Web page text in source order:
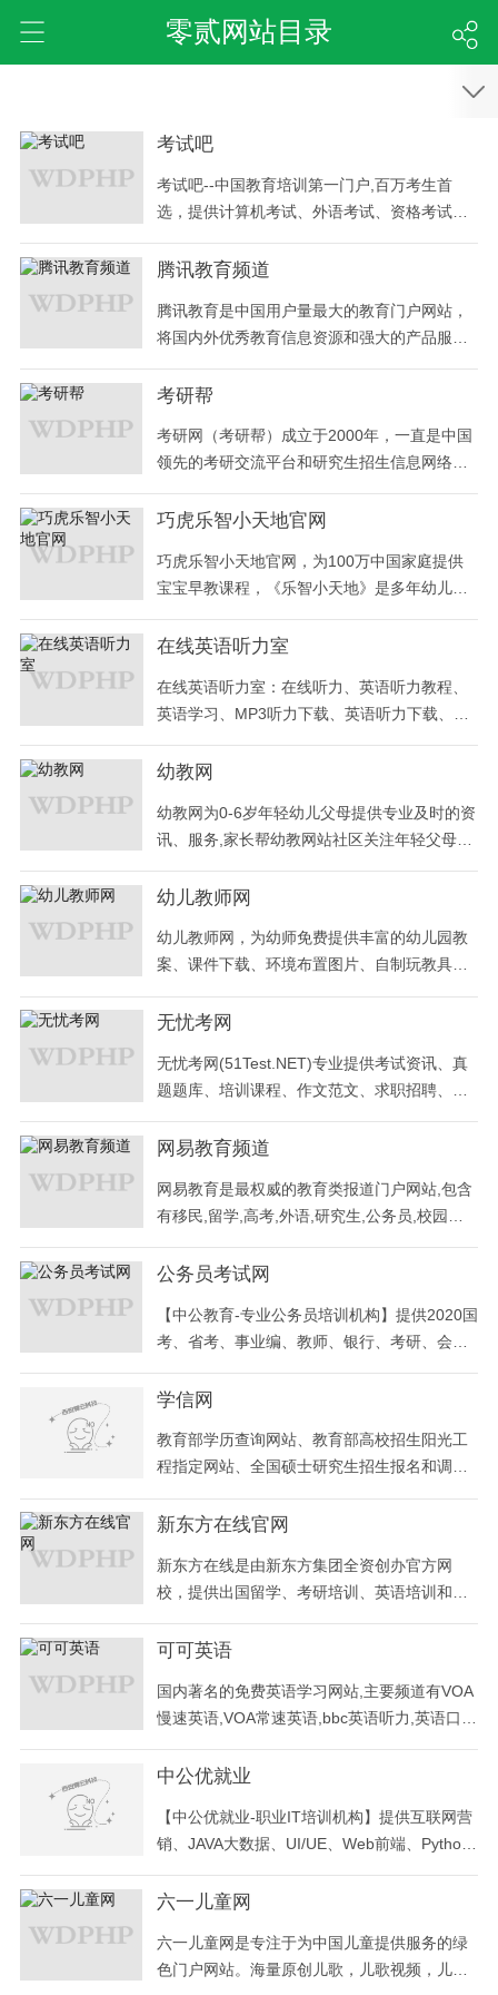
零贰网站目录
考试吧
考试吧--中国教育培训第一门户,百万考生首
选，提供计算机考试、外语考试、资格考试、
等128种考试信息及培训服务,是最好的考试网!
腾讯教育频道
腾讯教育是中国用户量最大的教育门户网站，
将国内外优秀教育信息资源和强大的产品服务
客等栏目，是在校学子及在职人员的在线充电
考研帮
考研网（考研帮）成立于2000年，一直是中国
领先的考研交流平台和研究生招生信息网络发
布平台。
巧虎乐智小天地官网
巧虎乐智小天地官网，为100万中国家庭提供
宝宝早教课程，《乐智小天地》是多年幼儿教
并有《巧虎来啦》、《可爱巧虎岛》等知名巧
在线英语听力室
在线英语听力室：在线听力、英语听力教程、
英语学习、MP3听力下载、英语听力下载、新
听力教程。
幼教网
幼教网为0-6岁年轻幼儿父母提供专业及时的资
讯、服务,家长帮幼教网站社区关注年轻父母、
助父母与孩子共同成长,科学育儿网站。
幼儿教师网
幼儿教师网，为幼师免费提供丰富的幼儿园教
案、课件下载、环境布置图片、自制玩教具等
园工作计划、工作总结、观察记录、教师随笔
区为一体的幼教行业门户网站
无忧考网
无忧考网(51Test.NET)专业提供考试资讯、真
题题库、培训课程、作文范文、求职招聘、留
网易教育频道
网易教育是最权威的教育类报道门户网站,包含
有移民,留学,高考,外语,研究生,公务员,校园等
公务员考试网
【中公教育-专业公务员培训机构】提供2020国
考、省考、事业编、教师、银行、考研、会计
网校、笔试面试辅导及IT培训等。
学信网
教育部学历查询网站、教育部高校招生阳光工
程指定网站、全国硕士研究生招生报名和调剂
新东方在线官网
新东方在线是由新东方集团全资创办官方网
校，提供出国留学、考研培训、英语培训和职
业教育培训的综合网络教育培训机构，依托强
大的新东方师资力量与教学资源，拥有先进的
提供个性化、互动化、智能化的卓越在线学习
体验。
可可英语
国内著名的免费英语学习网站,主要频道有VOA
慢速英语,VOA常速英语,bbc英语听力,英语口
试,同时提供大量音频和课件下载
中公优就业
【中公优就业-职业IT培训机构】提供互联网营
销、JAVA大数据、UI/UE、Web前端、Python
T培训课程。 靠谱IT培训，上优就业。
六一儿童网
六一儿童网是专注于为中国儿童提供服务的绿
色门户网站。海量原创儿歌，儿歌视频，儿童